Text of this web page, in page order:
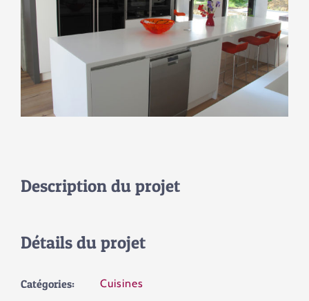
Description du projet
Détails du projet
Catégories: Cuisines